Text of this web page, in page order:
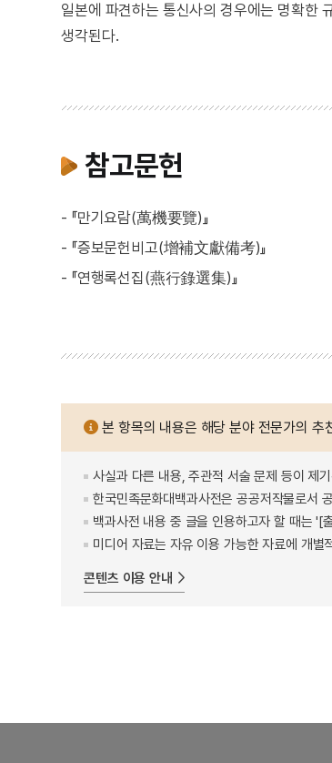
일본에 파견하는 통신사의 경우에는 명확한
생각된다.
참고문헌
- 『만기요람(萬機要覽)』
- 『증보문헌비고(增補文獻備考)』
- 『연행록선집(燕行錄選集)』
본 항목의 내용은 해당 분야 전문가의
사실과 다른 내용, 주관적 서술 문제 등이 제
한국민족문화대백과사전은 공공저작물로서
백과사전 내용 중 글을 인용하고자 할 때는 '[
미디어 자료는 자유 이용 가능한 자료에 개
콘텐츠 이용 안내